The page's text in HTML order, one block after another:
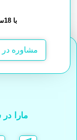
با 18سال سابقه درمانی در شرق کشور
مشاوره در
مارا